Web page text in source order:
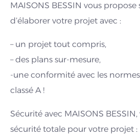
MAISONS BESSIN vous propose
d’élaborer votre projet avec :
– un projet tout compris,
– des plans sur-mesure,
-une conformité avec les
classé A !
Sécurité avec MAISONS
sécurité totale pour votre projet :